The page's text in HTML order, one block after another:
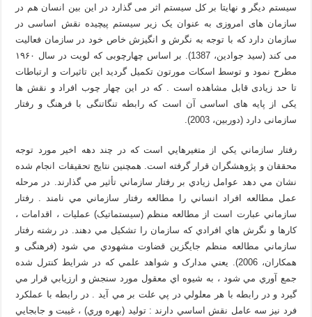
سیستم دیگر و نهایتا بر کل سیستم اثر می گذارد در این بین انسان هم در
سازمان های امروزی به عنوان یک زیر سیستم پیچیده نقش اساسی در
سازمان دارد که با توجه به نگرش و انگیزش خاص خود در سازمان فعالیت
می کند (سید جوادین، 1387). بر اساس چهارچوبی که لویت در سال ۱۹۶۰
مطرح نمود و توسط اسکات مورتون تکمیل گردید این تاثیرات و ارتباطات
تا حد زیادی قابل مشاهده است . که در این چهار چوب افراد و نقش ها
یکی از پایه های اساسی آن است که رابطه تنگاتنگی با فرهنگ و رفتار
سازمانی دارد (دوربین، 2003).
رفتار سازماني يکي از متغيرهايي است که در چند دهه اخير مورد توجه
محققان و پژوهشگران قرار گرفته است. همچنين نتايج تحقيقات انجام شده
نشان مي دهد عوامل زيادي بر رفتار سازماني تأثير مي گذارند. در مرحله
عمل مطالعه افراد انساني را مطالعه رفتار سازماني مي نامند . رفتار
سازماني عبارت است از مطالعه منظم (سيستماتيک) عمليات ، اقدامات ،
کارها و نگرش هاي افرادي که سازمان را تشکيل مي دهند. در رشته رفتار
سازماني مطالعه منظم جايگزين قضاوت مشهودي مي شود (فرهنگی و
همکاران، 2006). يعني مدارک و شواهد علمي که در شرايط کنترل شده
جمع آوري مي شود ، به شيوه اي معقول مورد سنجش و ارزيابي قرار مي
گيرد و در رابطه با هر معلولي در پي علت بر مي آيد . در رابطه با عملکرد
فرد نيز سه عامل نقش اساسي دارند : توليد (بهره وري) ، غيبت و جابجايي